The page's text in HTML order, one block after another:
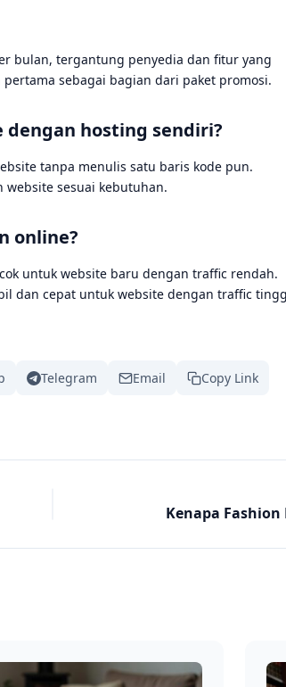
bulan, tergantung penyedia dan fitur yang
sebagai bagian dari paket promosi.
hosting sendiri?
tanpa menulis satu baris kode pun.
sesuai kebutuhan.
online?
untuk website baru dengan traffic rendah.
dan cepat untuk website dengan traffic
Telegram Email Copy Link
Kenapa